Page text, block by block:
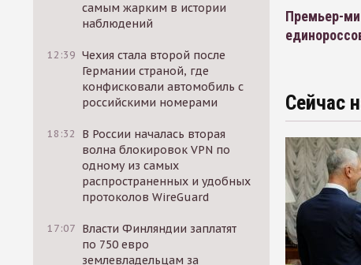
самым жарким в истории
наблюдений
12:39 Чехия стала второй после
Германии страной, где
конфисковали автомобиль с
российскими номерами
18:32
В России началась вторая
волна блокировок VPN по
одному из самых
распространенных и удобных
протоколов WireGuard
17:07 Власти Финляндии заплатят
по 750 евро
землевладельцам за
Премьер-
Сейчас